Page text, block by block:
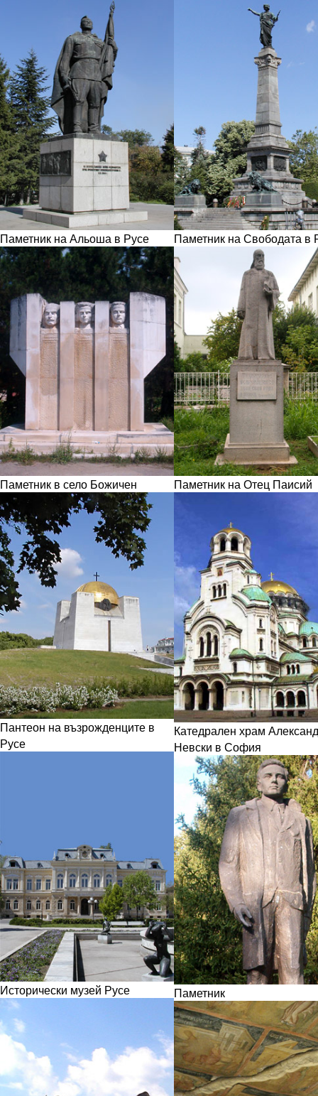
Паметник на Альоша в Русе
Паметник в село Божичен
Пантеон на възрожденците в
Русе
Исторически музей Русе
Паметник на Свободата в
Паметник на Отец Паисий
Катедрален храм
Невски в София
Паметник